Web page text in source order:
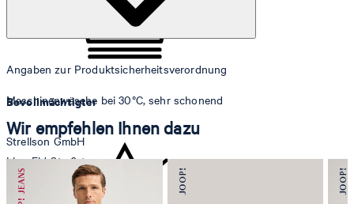
Maschinenwäsche bei 30°C, sehr schonend
Angaben zur Produktsicherheitsverordnung
Bevollmächtigter
Strellson GmbH
Line-Eid-Str. 6
78467 Konstanz
Deutschland
Wir empfehlen Ihnen dazu